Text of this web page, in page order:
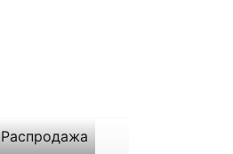
Распродажа